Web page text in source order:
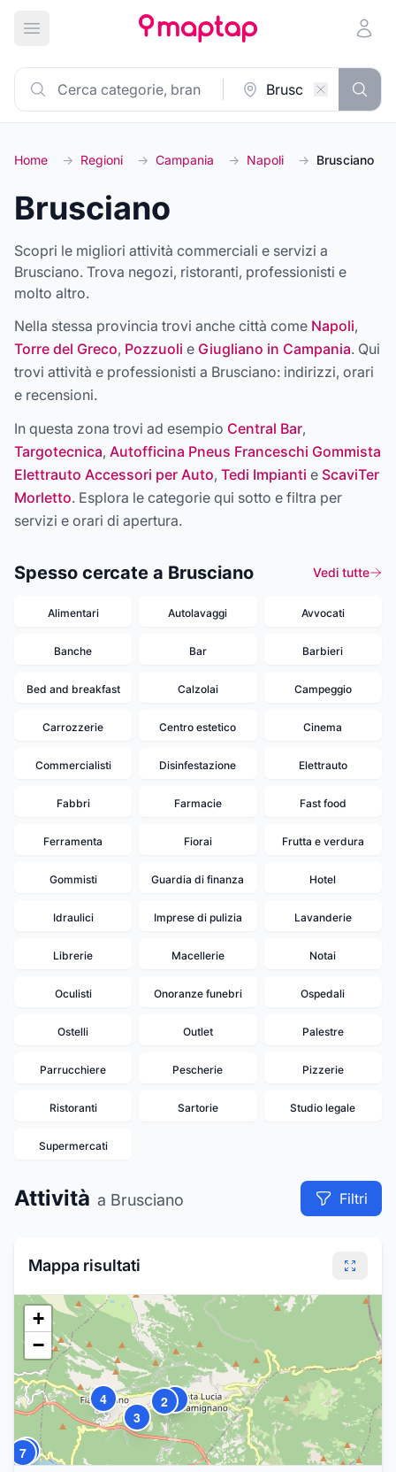
Apri menu principale
Home → Regioni → Campania → Napoli → Brusciano
Brusciano
Scopri le migliori attività commerciali e servizi a
Brusciano. Trova negozi, ristoranti, professionisti e
molto altro.
Nella stessa provincia trovi anche città come Napoli,
Torre del Greco, Pozzuoli e Giugliano in Campania. Qui
trovi attività e professionisti a Brusciano: indirizzi, orari
e recensioni.
In questa zona trovi ad esempio Central Bar,
Targotecnica, Autofficina Pneus Franceschi Gommista
Elettrauto Accessori per Auto, Tedi Impianti e ScaviTer
Morletto. Esplora le categorie qui sotto e filtra per
servizi e orari di apertura.
Spesso cercate a Brusciano Vedi tutte
Alimentari Autolavaggi Avvocati
Banche Bar Barbieri
Bed and breakfast Calzolai Campeggio
Carrozzerie Centro estetico Cinema
Commercialisti Disinfestazione Elettrauto
Fabbri Farmacie Fast food
Ferramenta Fiorai Frutta e verdura
Gommisti Guardia di finanza Hotel
Idraulici Imprese di pulizia Lavanderie
Librerie Macellerie Notai
Oculisti Onoranze funebri Ospedali
Ostelli Outlet Palestre
Parrucchiere Pescherie Pizzerie
Ristoranti Sartorie Studio legale
Supermercati
Attività a Brusciano Filtri
Mappa risultati
1
2
3
4
6
7
+
−